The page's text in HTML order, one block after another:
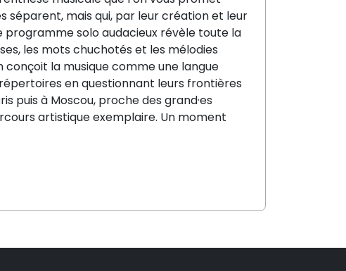
séparent, mais qui, par leurcréationet leur
programme solo audacieux révèle toute la
les mots chuchotés et les mélodies
la musique comme une langue
en questionnant leurs frontières
puis à Moscou, proche des grand·es
artistique exemplaire. Un moment